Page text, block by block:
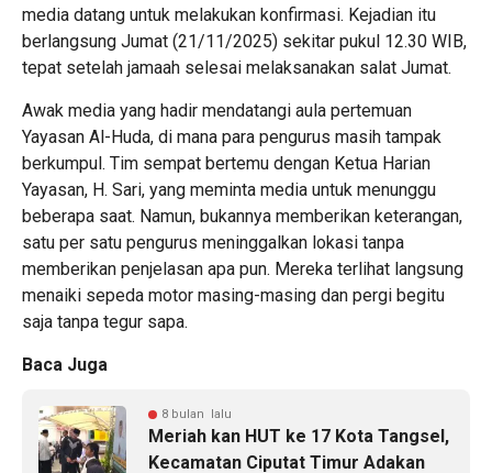
media datang untuk melakukan konfirmasi. Kejadian itu
berlangsung Jumat (21/11/2025) sekitar pukul 12.30 WIB,
tepat setelah jamaah selesai melaksanakan salat Jumat.
Awak media yang hadir mendatangi aula pertemuan
Yayasan Al-Huda, di mana para pengurus masih tampak
berkumpul. Tim sempat bertemu dengan Ketua Harian
Yayasan, H. Sari, yang meminta media untuk menunggu
beberapa saat. Namun, bukannya memberikan keterangan,
satu per satu pengurus meninggalkan lokasi tanpa
memberikan penjelasan apa pun. Mereka terlihat langsung
menaiki sepeda motor masing-masing dan pergi begitu
saja tanpa tegur sapa.
Baca Juga
8 bulan lalu
Meriah kan HUT ke 17 Kota Tangsel,
Kecamatan Ciputat Timur Adakan